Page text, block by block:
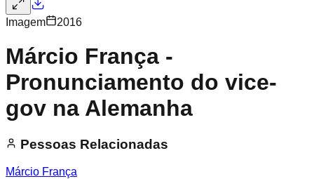
Imagem 2016
Márcio França -
Pronunciamento do vice-
gov na Alemanha
Pessoas Relacionadas
Márcio França